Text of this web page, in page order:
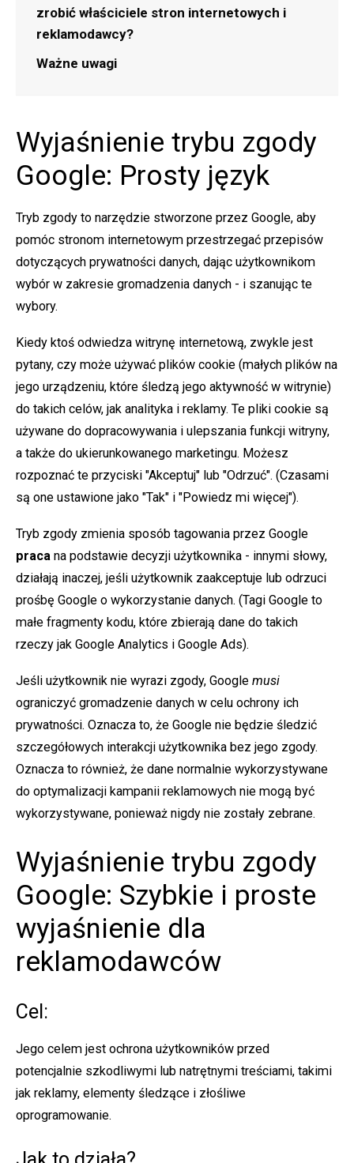
zrobić właściciele stron internetowych i
reklamodawcy?
Ważne uwagi
Wyjaśnienie trybu zgody
Google: Prosty język
Tryb zgody to narzędzie stworzone przez Google, aby
pomóc stronom internetowym przestrzegać przepisów
dotyczących prywatności danych, dając użytkownikom
wybór w zakresie gromadzenia danych - i szanując te
wybory.
Kiedy ktoś odwiedza witrynę internetową, zwykle jest
pytany, czy może używać plików cookie (małych plików na
jego urządzeniu, które śledzą jego aktywność w witrynie)
do takich celów, jak analityka i reklamy. Te pliki cookie są
używane do dopracowywania i ulepszania funkcji witryny,
a także do ukierunkowanego marketingu. Możesz
rozpoznać te przyciski "Akceptuj" lub "Odrzuć". (Czasami
są one ustawione jako "Tak" i "Powiedz mi więcej").
Tryb zgody zmienia sposób tagowania przez Google
praca na podstawie decyzji użytkownika - innymi słowy,
działają inaczej, jeśli użytkownik zaakceptuje lub odrzuci
prośbę Google o wykorzystanie danych. (Tagi Google to
małe fragmenty kodu, które zbierają dane do takich
rzeczy jak Google Analytics i Google Ads).
Jeśli użytkownik nie wyrazi zgody, Google musi
ograniczyć gromadzenie danych w celu ochrony ich
prywatności. Oznacza to, że Google nie będzie śledzić
szczegółowych interakcji użytkownika bez jego zgody.
Oznacza to również, że dane normalnie wykorzystywane
do optymalizacji kampanii reklamowych nie mogą być
wykorzystywane, ponieważ nigdy nie zostały zebrane.
Wyjaśnienie trybu zgody
Google: Szybkie i proste
wyjaśnienie dla
reklamodawców
Cel:
Jego celem jest ochrona użytkowników przed
potencjalnie szkodliwymi lub natrętnymi treściami, takimi
jak reklamy, elementy śledzące i złośliwe
oprogramowanie.